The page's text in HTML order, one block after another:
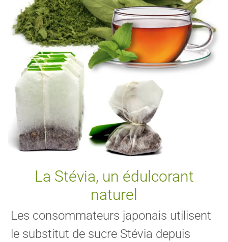
La Stévia, un édulcorant
naturel
Les consommateurs japonais utilisent
le substitut de sucre Stévia depuis